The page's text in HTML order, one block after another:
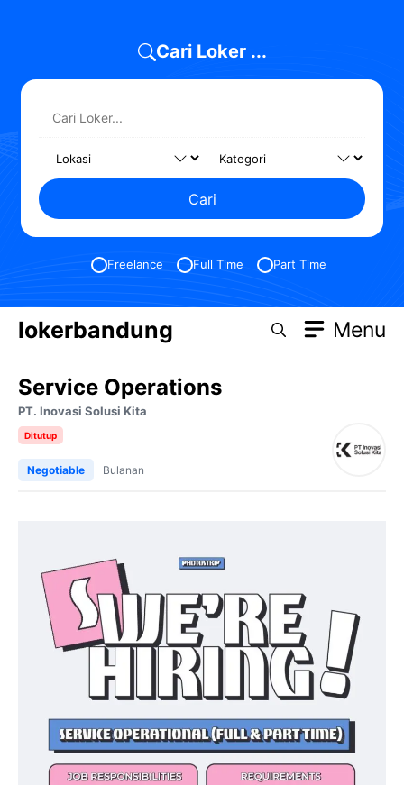
Cari Loker ...
Cari
Freelance Full Time Part Time
lokerbandung Menu
Service Operations
PT. Inovasi Solusi Kita
Ditutup
Negotiable Bulanan